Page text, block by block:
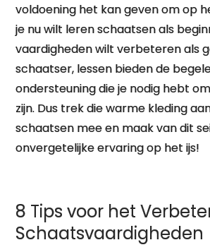
voldoening het kan geven om op
je nu wilt leren schaatsen als
vaardigheden wilt verbeteren als
schaatser, lessen bieden de
ondersteuning die je nodig hebt
zijn. Dus trek die warme kleding
schaatsen mee en maak van dit
onvergetelijke ervaring op het ijs!
8 Tips voor het
Schaatsvaardigheden